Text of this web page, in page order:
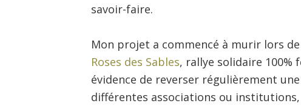
savoir-faire.
Mon projet a commencé à murir lors
Roses des Sables, rallye solidaire 100%
évidence de reverser régulièrement
différentes associations ou